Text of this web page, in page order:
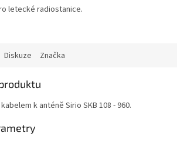
letecké radiostanice.
Diskuze Značka
k anténě Sirio SKB 108 - 960.